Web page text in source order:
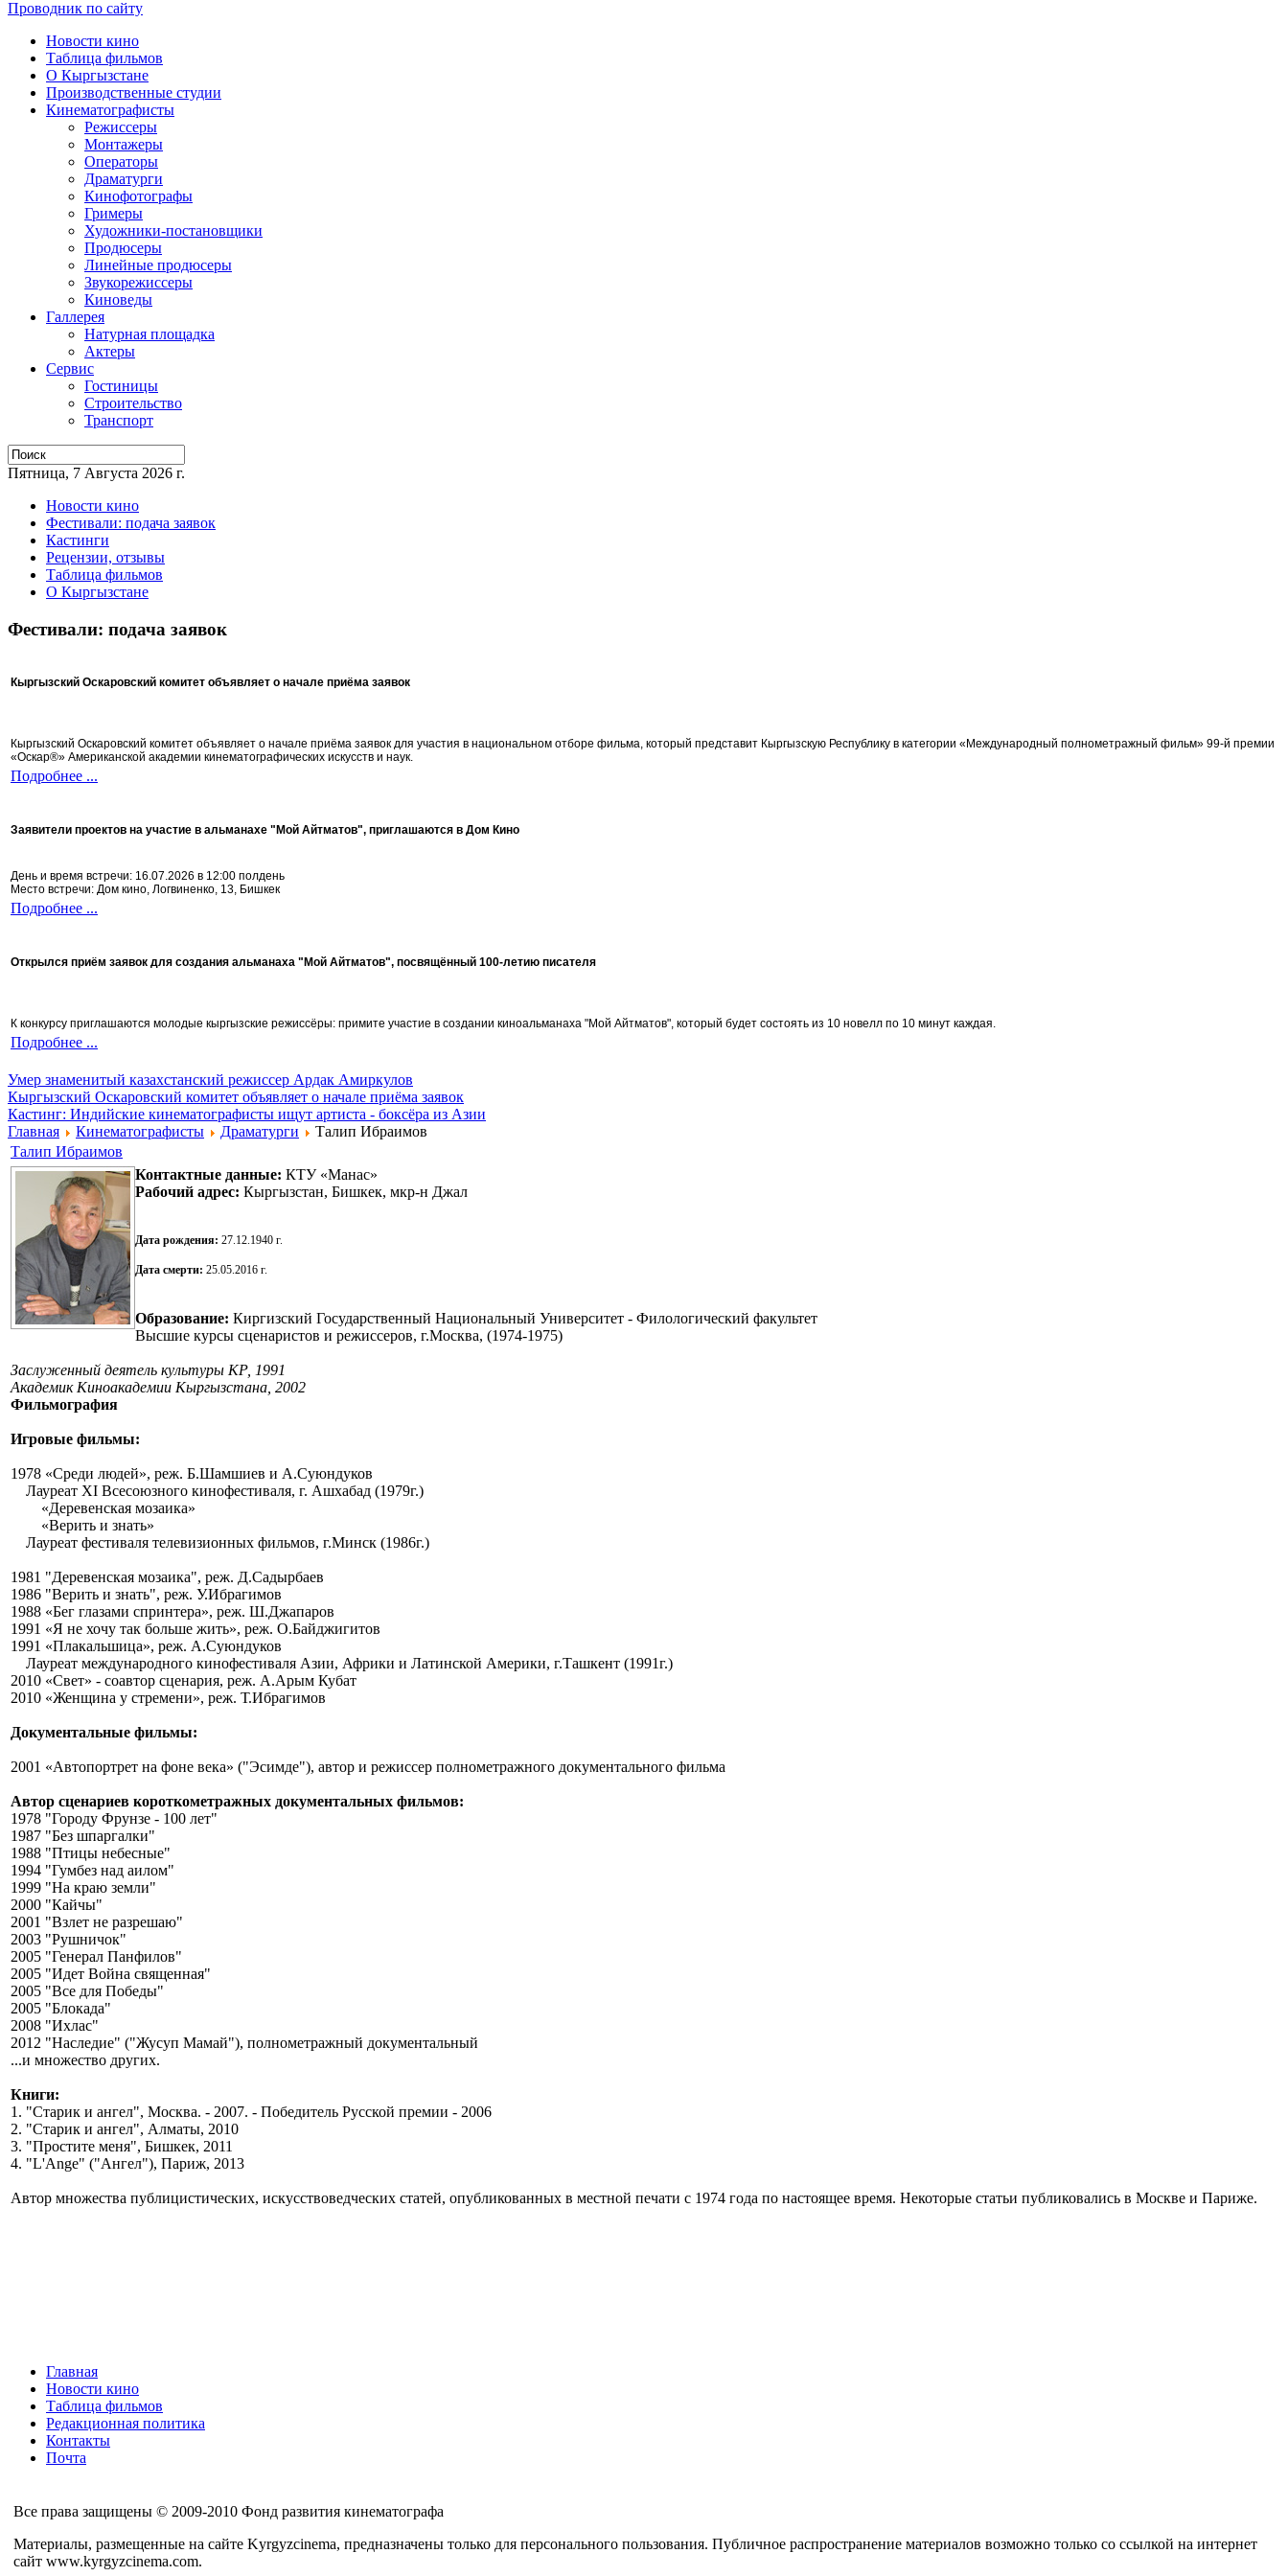
Проводник по сайту
Новости кино
Таблица фильмов
О Кыргызстане
Производственные студии
Кинематографисты
Режиссеры
Монтажеры
Операторы
Драматурги
Кинофотографы
Гримеры
Художники-постановщики
Продюсеры
Линейные продюсеры
Звукорежиссеры
Киноведы
Галлерея
Натурная площадка
Актеры
Сервис
Гостиницы
Строительство
Транспорт
Пятница, 7 Августа 2026 г.
Новости кино
Фестивали: подача заявок
Кастинги
Рецензии, отзывы
Таблица фильмов
О Кыргызстане
Фестивали: подача заявок
Кыргызский Оскаровский комитет объявляет о начале приёма заявок
Кыргызский Оскаровский комитет объявляет о начале приёма заявок для участия в национальном отборе фильма, который представит Кыргызскую Республику в категории «Международный полнометражный фильм» 99-й премии
«Оскар®» Американской академии кинематографических искусств и наук.
Подробнее ...
Заявители проектов на участие в альманахе "Мой Айтматов", приглашаются в Дом Кино
День и время встречи: 16.07.2026 в 12:00 полдень
Место встречи: Дом кино, Логвиненко, 13, Бишкек
Подробнее ...
Открылся приём заявок для создания альманаха "Мой Айтматов", посвящённый 100-летию писателя
К конкурсу приглашаются молодые кыргызские режиссёры: примите участие в создании киноальманаха "Мой Айтматов", который будет состоять из 10 новелл по 10 минут каждая.
Подробнее ...
Умер знаменитый казахстанский режиссер Ардак Амиркулов
Кыргызский Оскаровский комитет объявляет о начале приёма заявок
Кастинг: Индийские кинематографисты ищут артиста - боксёра из Азии
Главная
Кинематографисты Драматурги
Талип Ибраимов
Талип Ибраимов
Контактные данные: КТУ «Манас»
Рабочий адрес: Кыргызстан, Бишкек, мкр-н Джал
Дата рождения: 27.12.1940 г.
Дата смерти: 25.05.2016 г.
Образование: Киргизский Государственный Национальный Университет - Филологический факультет
Высшие курсы сценаристов и режиссеров, г.Москва, (1974-1975)
Заслуженный деятель культуры КР, 1991
Академик Киноакадемии Кыргызстана, 2002
Фильмография
Игровые фильмы:
1978 «Среди людей», реж. Б.Шамшиев и А.Суюндуков
Лауреат XI Всесоюзного кинофестиваля, г. Ашхабад (1979г.)
«Деревенская мозаика»
«Верить и знать»
Лауреат фестиваля телевизионных фильмов, г.Минск (1986г.)
1981 "Деревенская мозаика", реж. Д.Садырбаев
1986 "Верить и знать", реж. У.Ибрагимов
1988 «Бег глазами спринтера», реж. Ш.Джапаров
1991 «Я не хочу так больше жить», реж. О.Байджигитов
1991 «Плакальшица», реж. А.Суюндуков
Лауреат международного кинофестиваля Азии, Африки и Латинской Америки, г.Ташкент (1991г.)
2010 «Свет» - соавтор сценария, реж. А.Арым Кубат
2010 «Женщина у стремени», реж. Т.Ибрагимов
Документальные фильмы:
2001 «Автопортрет на фоне века» ("Эсимде"), автор и режиссер полнометражного документального фильма
Автор сценариев короткометражных документальных фильмов:
1978 "Городу Фрунзе - 100 лет"
1987 "Без шпаргалки"
1988 "Птицы небесные"
1994 "Гумбез над аилом"
1999 "На краю земли"
2000 "Кайчы"
2001 "Взлет не разрешаю"
2003 "Рушничок"
2005 "Генерал Панфилов"
2005 "Идет Война священная"
2005 "Все для Победы"
2005 "Блокада"
2008 "Ихлас"
2012 "Наследие" ("Жусуп Мамай"), полнометражный документальный
...и множество других.
Книги:
1. "Старик и ангел", Москва. - 2007. - Победитель Русской премии - 2006
2. "Старик и ангел", Алматы, 2010
3. "Простите меня", Бишкек, 2011
4. "L'Ange" ("Ангел"), Париж, 2013
Автор множества публицистических, искусствоведческих статей, опубликованных в местной печати с 1974 года по настоящее время. Некоторые статьи публиковались в Москве и Париже.
Главная
Новости кино
Таблица фильмов
Редакционная политика
Контакты
Почта
Все права защищены © 2009-2010 Фонд развития кинематографа
Материалы, размещенные на сайте Kyrgyzcinema, предназначены только для персонального пользования. Публичное распространение материалов возможно только со ссылкой на интернет
сайт www.kyrgyzcinema.com.